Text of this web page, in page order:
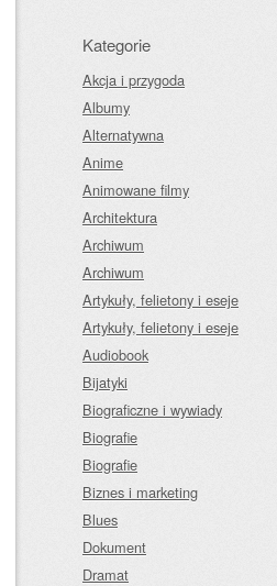
Kategorie
Akcja i przygoda
Albumy
Alternatywna
Anime
Animowane filmy
Architektura
Archiwum
Archiwum
Artykuły, felietony i eseje
Artykuły, felietony i eseje
Audiobook
Bijatyki
Biograficzne i wywiady
Biografie
Biografie
Biznes i marketing
Blues
Dokument
Dramat